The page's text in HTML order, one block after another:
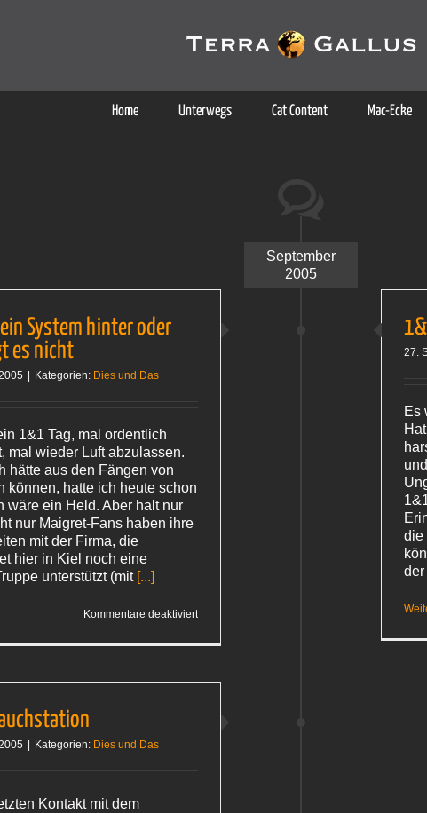
Home Unterwegs Cat Content Mac-Ecke
September
2005
System hinter oder
es nicht
Kategorien: Dies und Das
1&1 Tag, mal ordentlich
mal wieder Luft abzulassen.
hätte aus den Fängen von
können, hatte ich heute schon
wäre ein Held. Aber halt nur
nur Maigret-Fans haben ihre
mit der Firma, die
hier in Kiel noch eine
unterstützt (mit [...]
Kommentare deaktiviertfür
hinter
27.
Es
die
der
Kategorien: Dies und Das
Kontakt mit dem
Bereitstellung der Dienste. Durch die Nutzung dieser Webseite
Weitere Informationen